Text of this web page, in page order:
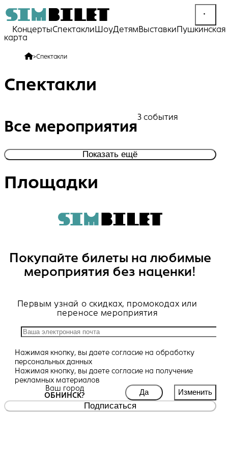
КонцертыСпектакли ШоуДетямВыставкиПушкинская
карта
>Спектакли
Спектакли
Все мероприятия
3 события
Показать ещё
Площадки
Покупайте билеты на любимые
мероприятия без наценки!
Первым узнай о скидках, промокодах или
переносе мероприятия
Нажимая кнопку, вы даете согласие на обработку
персональных данных
Нажимая кнопку, вы даете согласие на получение
рекламных материалов
Ваш город
ОБНИНСК?
Да Изменить
Подписаться